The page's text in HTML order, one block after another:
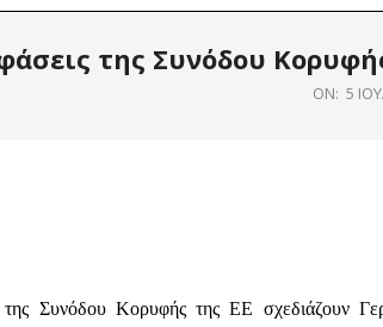
της Συνόδου
ON: 5
Συνόδου Κορυφής της ΕΕ σχεδιάζουν